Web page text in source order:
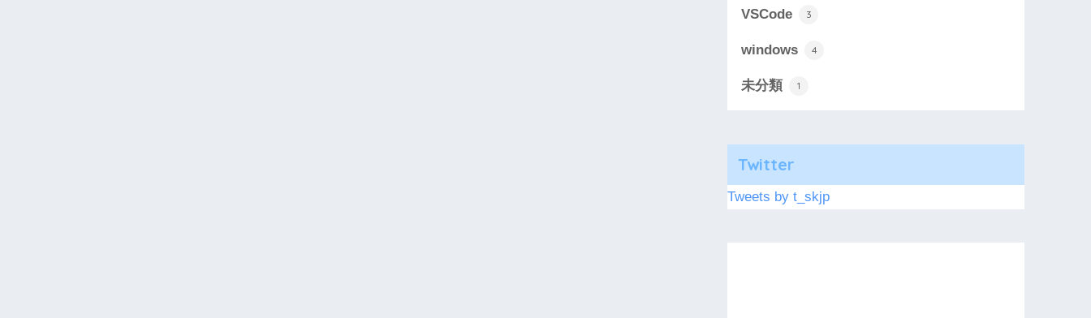
VSCode 3
windows 4
未分類 1
Twitter
Tweets by t_skjp